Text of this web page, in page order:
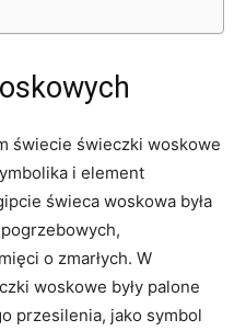
świecie świeczki woskowe
i element
świeca woskowa była⁣
o zmarłych. W
woskowe były palone
‍przesilenia, jako symbol